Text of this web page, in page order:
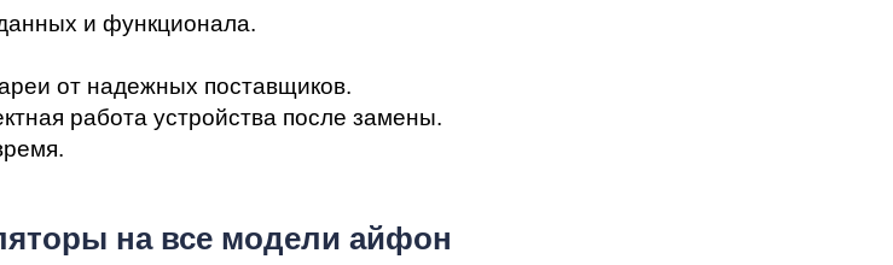
и функционала.
от надежных поставщиков.
работа устройства после замены.
на все модели айфон